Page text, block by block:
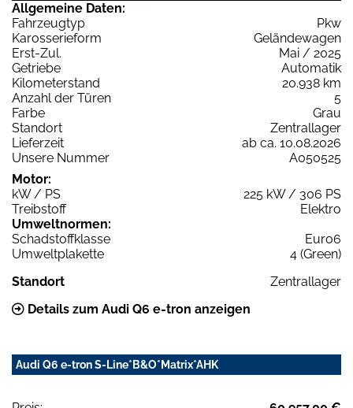
Allgemeine Daten:
Fahrzeugtyp
Pkw
Karosserieform
Geländewagen
Erst-Zul.
Mai / 2025
Getriebe
Automatik
Kilometerstand
20.938 km
Anzahl der Türen
5
Farbe
Grau
Standort
Zentrallager
Lieferzeit
ab ca. 10.08.2026
Unsere Nummer
A050525
Motor:
kW / PS
225 kW / 306 PS
Treibstoff
Elektro
Umweltnormen:
Schadstoffklasse
Euro6
Umweltplakette
4 (Green)
Standort
Zentrallager
Details zum Audi Q6 e-tron anzeigen
Audi Q6 e-tron S-Line*B&O*Matrix*AHK